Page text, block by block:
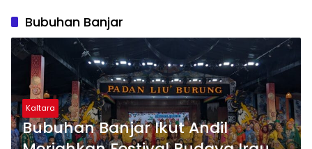
Bubuhan Banjar
Kaltara
Bubuhan Banjar Ikut Andil